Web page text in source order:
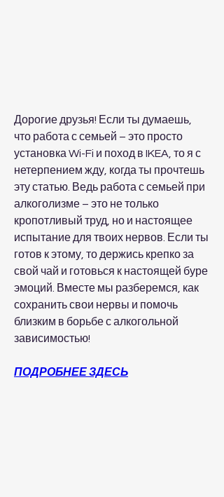
Дорогие друзья! Если ты думаешь,
что работа с семьей – это просто
установка Wi-Fi и поход в IKEA, то я с
нетерпением жду, когда ты прочтешь
эту статью. Ведь работа с семьей при
алкоголизме – это не только
кропотливый труд, но и настоящее
испытание для твоих нервов. Если ты
готов к этому, то держись крепко за
свой чай и готовься к настоящей буре
эмоций. Вместе мы разберемся, как
сохранить свои нервы и помочь
близким в борьбе с алкогольной
зависимостью!
ПОДРОБНЕЕ ЗДЕСЬ